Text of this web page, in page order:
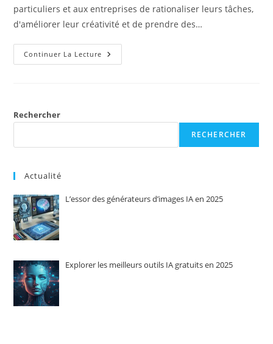
particuliers et aux entreprises de rationaliser leurs tâches,
d'améliorer leur créativité et de prendre des…
Continuer La Lecture Explorer
Les
Rechercher
RECHERCHER
Actualité
L’essor des générateurs d’images IA en 2025
Explorer les meilleurs outils IA gratuits en 2025